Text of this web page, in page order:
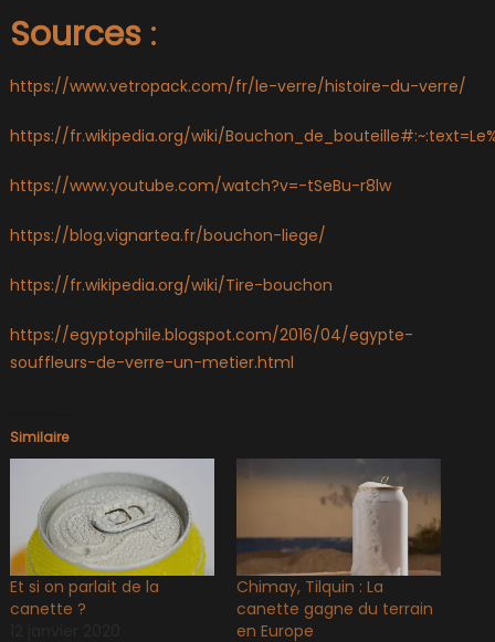
Sources :
https://www.vetropack.com/fr/le-verre/histoire-du-verre/
https://fr.wikipedia.org/wiki/
https://www.youtube.com/watch?v=-tSeBu-r8lw
https://blog.vignartea.fr/bouchon-liege/
https://fr.wikipedia.org/wiki/Tire-bouchon
https://egyptophile.blogspot.com/2016/04/egypte-
souffleurs-de-verre-un-metier.html
Similaire
Et si on parlait de la
canette ?
Chimay, Tilquin : La
canette gagne du terrain
en Europe